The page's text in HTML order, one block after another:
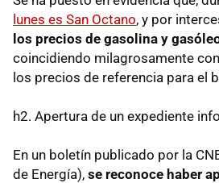
lunes es San Octano, y por
los precios de gasolina y
coincidiendo milagrosamente
los precios de referencia para el
h2. Apertura de un expediente
En un boletín publicado por la
de Energía), se reconoce haber